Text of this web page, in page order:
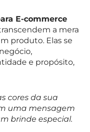
E-commerce
a mera
produto. Elas se
e propósito,
cores da sua
uma mensagem
brinde especial.